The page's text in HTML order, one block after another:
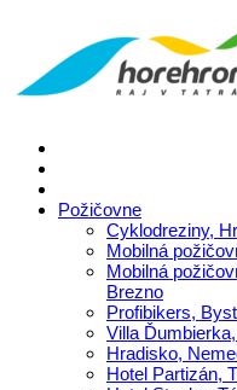
Požičovne
Cyklodreziny,
Mobilná
Mobilná
Brezno
Profibikers,
Villa
Hradisko,
Hotel Partizán,